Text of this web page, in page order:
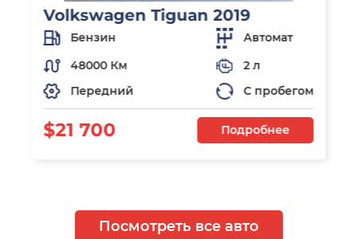
Volkswagen Tiguan 2019
Бензин
Автомат
48000 Км
2 л
Передний
С пробегом
$21 700 Подробнее
Посмотреть все авто